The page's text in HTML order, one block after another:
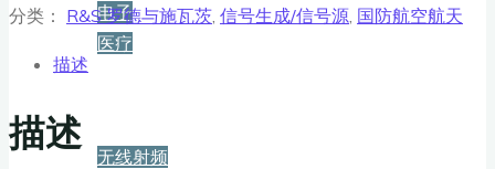
电子
医疗
无线射频
分类： R&S 罗德与施瓦茨, 信号生成/信号源, 国防航空航天
描述
描述